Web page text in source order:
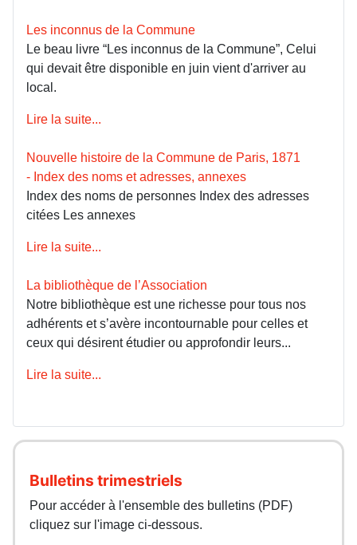
Les inconnus de la Commune
Le beau livre “Les inconnus de la Commune”, Celui
qui devait être disponible en juin vient d'arriver au
local.
Lire la suite...
Nouvelle histoire de la Commune de Paris, 1871
- Index des noms et adresses, annexes
Index des noms de personnes Index des adresses
citées Les annexes
Lire la suite...
La bibliothèque de l’Association
Notre bibliothèque est une richesse pour tous nos
adhérents et s’avère incontournable pour celles et
ceux qui désirent étudier ou approfondir leurs...
Lire la suite...
Bulletins trimestriels
Pour accéder à l'ensemble des bulletins (PDF)
cliquez sur l'image ci-dessous.